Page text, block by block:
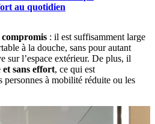
au quotidien
: il est suffisamment large
à la douche, sans pour autant
sur l’espace extérieur. De plus, il
sans effort, ce qui est
à mobilité réduite ou les